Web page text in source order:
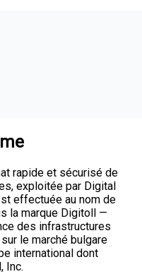
rapide et sécurisé de
exploitée par Digital
effectuée au nom de
la marque Digitoll —
des infrastructures
le marché bulgare
international dont
Inc.